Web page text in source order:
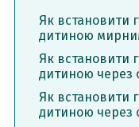
Як встановити
дитиною
Як встановити
дитиною через
Як встановити
дитиною через